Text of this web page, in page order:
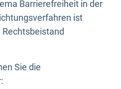
Barrierefreiheit in der
ist
Sie die